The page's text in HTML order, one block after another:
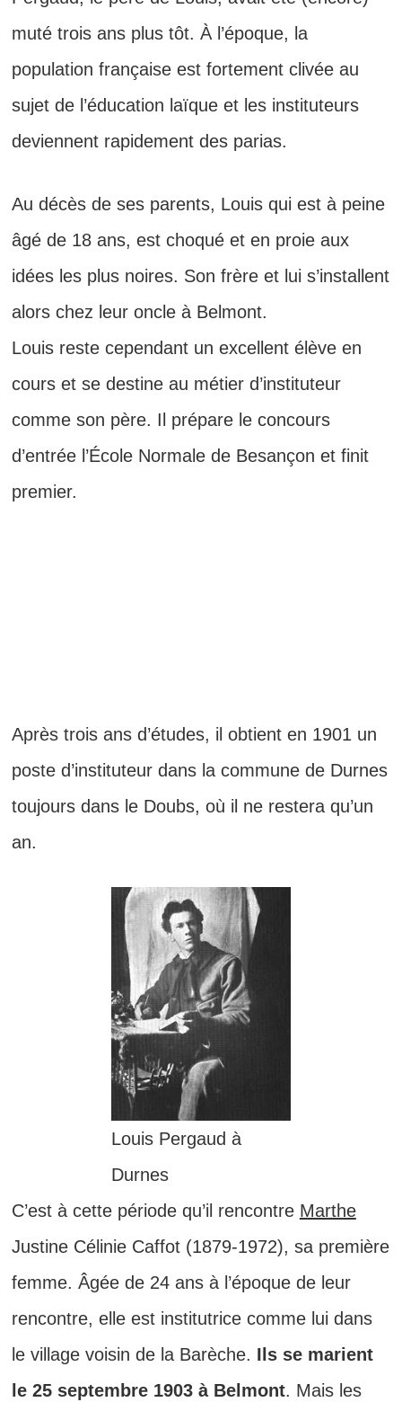
muté trois ans plus tôt. À l’époque, la
population française est fortement clivée au
sujet de l’éducation laïque et les instituteurs
deviennent rapidement des parias.
Au décès de ses parents, Louis qui est à peine
âgé de 18 ans, est choqué et en proie aux
idées les plus noires. Son frère et lui s’installent
alors chez leur oncle à Belmont.
Louis reste cependant un excellent élève en
cours et se destine au métier d’instituteur
comme son père. Il prépare le concours
d’entrée l’École Normale de Besançon et finit
premier.
Après trois ans d’études, il obtient en 1901 un
poste d’instituteur dans la commune de Durnes
toujours dans le Doubs, où il ne restera qu’un
an.
Louis Pergaud à
Durnes
C’est à cette période qu’il rencontre Marthe
Justine Célinie Caffot (1879-1972), sa première
femme. Âgée de 24 ans à l’époque de leur
rencontre, elle est institutrice comme lui dans
le village voisin de la Barèche. Ils se marient
le 25 septembre 1903 à Belmont. Mais les